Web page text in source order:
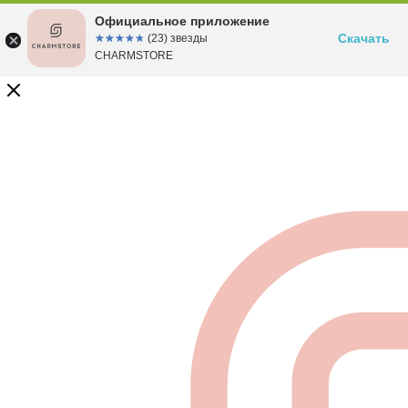
Официальное приложение
☆☆☆☆☆
★★★★★ (23) звезды
CHARMSTORE
Скачать